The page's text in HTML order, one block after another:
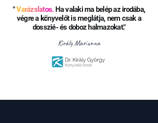
"Varázslatos.Ha valaki ma belép az irodába,
végre a könyvelőt is meglátja, nem csak a
dosszié- és doboz halmazokat."
Király Marianna